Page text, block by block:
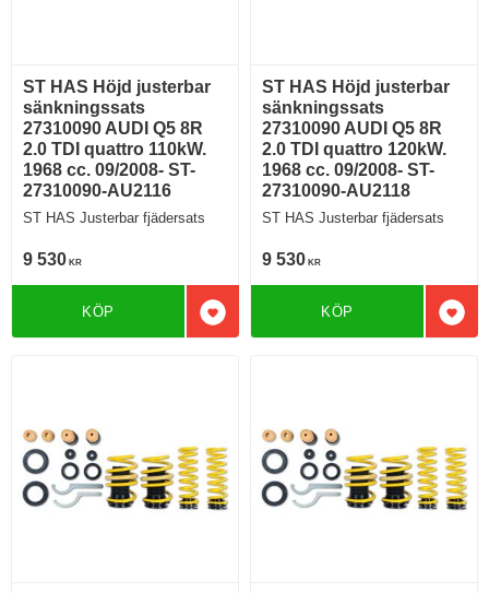
ST HAS Höjd justerbar
sänkningssats
27310090 AUDI Q5 8R
2.0 TDI quattro 110kW.
1968 cc. 09/2008- ST-
27310090-AU2116
ST HAS Justerbar fjädersats
9 530 KR
Lägg till i favoriter
KÖP
ST HAS Höjd justerbar
sänkningssats
27310090 AUDI Q5 8R
2.0 TDI quattro 120kW.
1968 cc. 09/2008- ST-
27310090-AU2118
ST HAS Justerbar fjädersats
9 530 KR
KÖP